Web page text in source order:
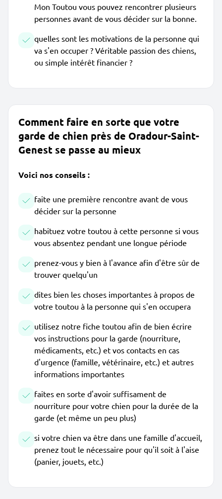
Mon Toutou vous pouvez rencontrer plusieurs
personnes avant de vous décider sur la bonne.
quelles sont les motivations de la personne qui
va s'en occuper ? Véritable passion des chiens,
ou simple intérêt financier ?
Comment faire en sorte que votre
garde de chien près de Oradour-Saint-
Genest se passe au mieux
Voici nos conseils :
faite une première rencontre avant de vous
décider sur la personne
habituez votre toutou à cette personne si vous
vous absentez pendant une longue période
prenez-vous y bien à l'avance afin d'être sûr de
trouver quelqu'un
dites bien les choses importantes à propos de
votre toutou à la personne qui s'en occupera
utilisez notre fiche toutou afin de bien écrire
vos instructions pour la garde (nourriture,
médicaments, etc.) et vos contacts en cas
d'urgence (famille, vétérinaire, etc.) et autres
informations importantes
faites en sorte d'avoir suffisament de
nourriture pour votre chien pour la durée de la
garde (et même un peu plus)
si votre chien va être dans une famille d'accueil,
prenez tout le nécessaire pour qu'il soit à l'aise
(panier, jouets, etc.)